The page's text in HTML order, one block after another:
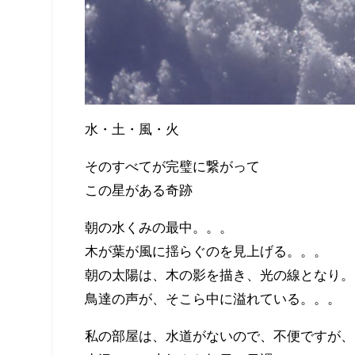
水・土・風・火
そのすべてが完璧に繋がって
この星がある奇跡
朝の水くみの最中。。。
木が葉が風に揺らぐのを見上げる。。。
朝の太陽は、木の影を描き、光の線となり
鳥達の声が、そこら中に溢れている。。。
私の部屋は、水道がないので、不便ですが、